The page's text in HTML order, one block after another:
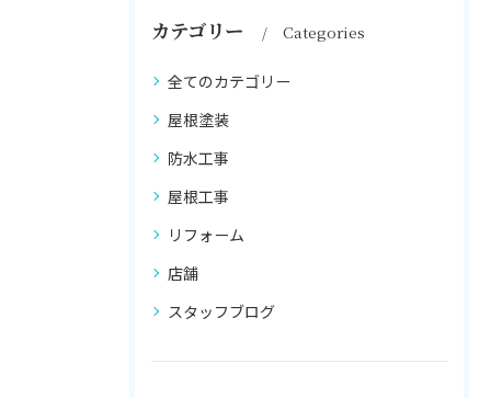
カテゴリー Categories
全てのカテゴリー
屋根塗装
防水工事
屋根工事
リフォーム
店舗
スタッフブログ